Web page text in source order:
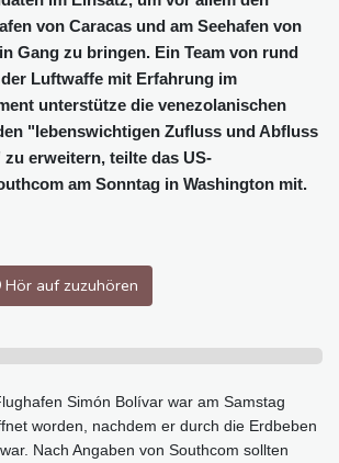
von Caracas und am Seehafen von
Gang zu bringen. Ein Team von rund
Luftwaffe mit Erfahrung im
unterstütze die venezolanischen
"lebenswichtigen Zufluss und Abfluss
erweitern, teilte das US-
am Sonntag in Washington mit.
Hör auf zuzuhören
Simón Bolívar war am Samstag
worden, nachdem er durch die Erdbeben
Nach Angaben von Southcom sollten